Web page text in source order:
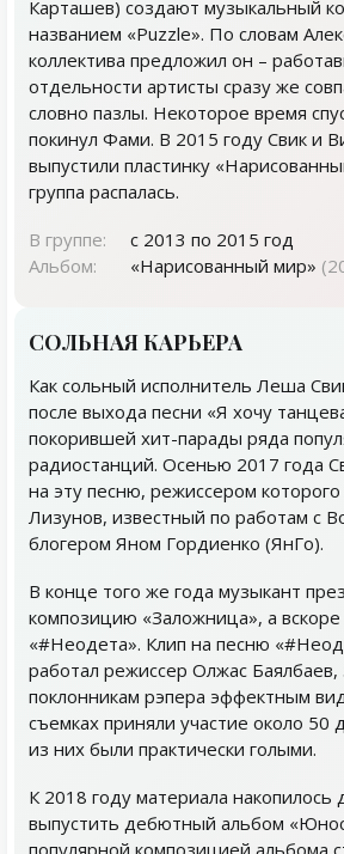
Карташев) создают музыкальный
названием «Puzzle». По словам
коллектива предложил он –
отдельности артисты сразу же
словно пазлы. Некоторое время
покинул Фами. В 2015 году Свик и
выпустили пластинку
группа распалась.
В группе:
с 2013 по 2015 год
Альбом:
«Нарисованный мир»
СОЛЬНАЯ КАРЬЕРА
Как сольный исполнитель Леша
после выхода песни «Я хочу
покорившей хит-парады ряда
радиостанций. Осенью 2017 года
на эту песню, режиссером которого
Лизунов, известный по работам с
блогером Яном Гордиенко (ЯнГо).
В конце того же года музыкант
композицию «Заложница», а вскоре
«#Неодета». Клип на песню
работал режиссер Олжас Баялбаев,
поклонникам рэпера эффектным
съемках приняли участие около 50
из них были практически голыми.
К 2018 году материала накопилось
выпустить дебютный альбом
популярной композицией альбома